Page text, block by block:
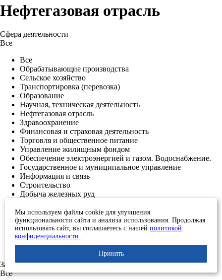
Нефтегазовая отрасль
Сфера деятельности
Все
Все
Обрабатывающие производства
Сельское хозяйство
Транспортировка (перевозка)
Образование
Научная, техническая деятельность
Нефтегазовая отрасль
Здравоохранение
Финансовая и страховая деятельность
Торговля и общественное питание
Управление жилищным фондом
Обеспечение электроэнергией и газом. Водоснабжение.
Государственное и муниципальное управление
Информация и связь
Строительство
Добыча железных руд
Энергетика
Газопереработка
Нефтесервис
Нефтехимия
Военно-промышленный комплекс
Задачи
Все
Мы используем файлы cookie для улучшения
функциональности сайта и анализа использования. Продолжая
использовать сайт, вы соглашаетесь с нашей политикой
конфиденциальности.
Принять